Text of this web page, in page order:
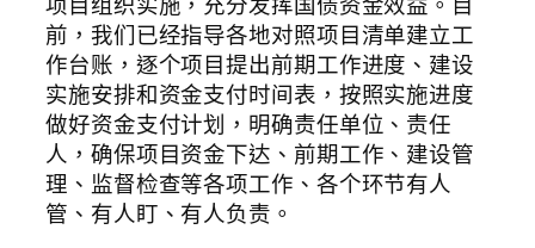
前，我们已经指导各地对照项目清单建立工
作台账，逐个项目提出前期工作进度、建设
实施安排和资金支付时间表，按照实施进度
做好资金支付计划，明确责任单位、责任
人，确保项目资金下达、前期工作、建设管
理、监督检查等各项工作、各个环节有人
管、有人盯、有人负责。